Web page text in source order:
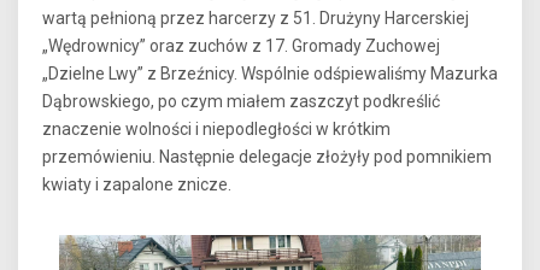
wartą pełnioną przez harcerzy z 51. Drużyny Harcerskiej
„Wędrownicy” oraz zuchów z 17. Gromady Zuchowej
„Dzielne Lwy” z Brzeźnicy. Wspólnie odśpiewaliśmy Mazurka
Dąbrowskiego, po czym miałem zaszczyt podkreślić
znaczenie wolności i niepodległości w krótkim
przemówieniu. Następnie delegacje złożyły pod pomnikiem
kwiaty i zapalone znicze.